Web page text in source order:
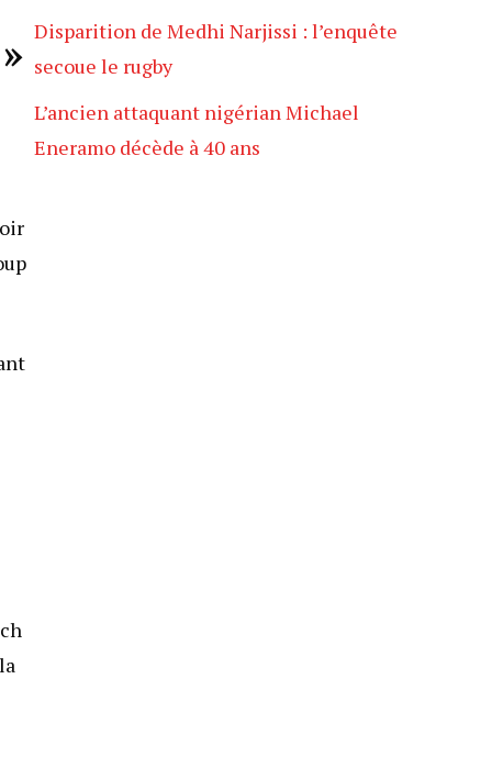
Disparition de Medhi Narjissi : l’enquête
secoue le rugby
L’ancien attaquant nigérian Michael
Eneramo décède à 40 ans